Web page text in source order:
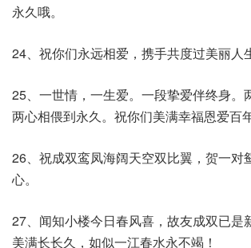
永久哦。
24、祝你们永远相爱，携手共度过美丽人
25、一世情，一生爱。一段挚爱伴终身。
两心相偎到永久。祝你们美满幸福恩爱百
26、祝成双鸾凤海阔天空双比翼，贺一对
心。
27、闻知小楼今日春风喜，故友成双已是
美满长长久，如似一江春水永不竭！